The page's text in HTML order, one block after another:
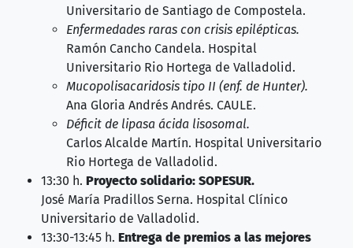
Universitario de Santiago de Compostela.
Enfermedades raras con crisis epilépticas.
Ramón Cancho Candela. Hospital
Universitario Rio Hortega de Valladolid.
Mucopolisacaridosis tipo II (enf. de Hunter).
Ana Gloria Andrés Andrés. CAULE.
Déficit de lipasa ácida lisosomal.
Carlos Alcalde Martín. Hospital Universitario
Rio Hortega de Valladolid.
13:30 h. Proyecto solidario: SOPESUR.
José María Pradillos Serna. Hospital Clínico
Universitario de Valladolid.
13:30-13:45 h. Entrega de premios a las mejores